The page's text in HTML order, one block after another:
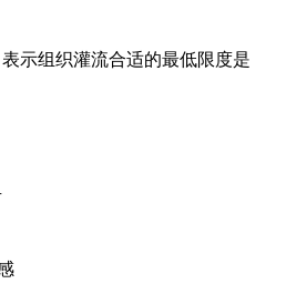
示组织灌流合适的最低限度是